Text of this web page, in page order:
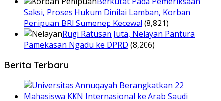
Saksi, Proses Hukum Dinilai Lamban, Korban
Penipuan BRI Sumenep Kecewa! (8,821)
Rugi Ratusan Juta, Nelayan Pantura
Pamekasan Ngadu ke DPRD (8,206)
Berita Terbaru